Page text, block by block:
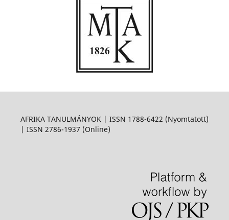
AFRIKA TANULMÁNYOK | ISSN 1788-6422 (Nyomtatott)
| ISSN 2786-1937 (Online)